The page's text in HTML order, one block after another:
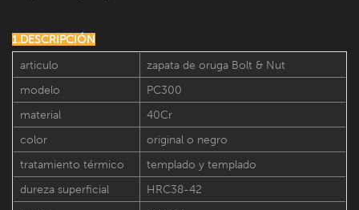
1.DESCRIPCIÓN
articulo
zapata de oruga Bolt & Nut
modelo
PC300
material
40Cr
color
original o negro
tratamiento térmico
templado y templado
dureza superficial
HRC38-42